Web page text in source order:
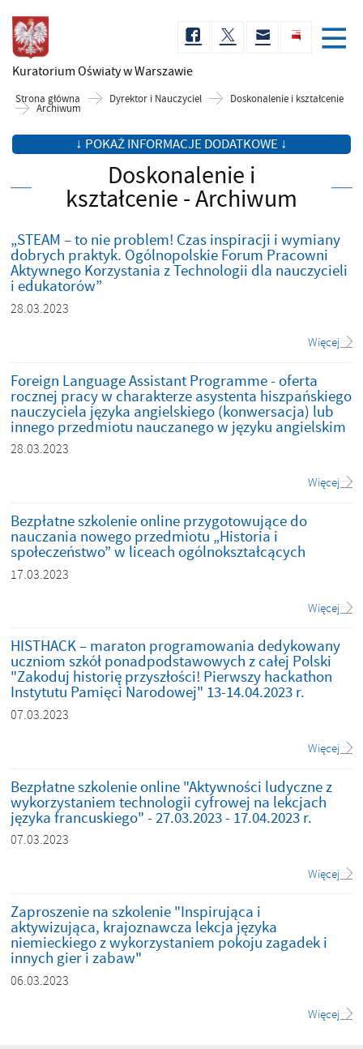
Kuratorium Oświatyw Warszawie
Strona główna Dyrektor i Nauczyciel Doskonalenie i kształcenie
Archiwum
↓ POKAŻ INFORMACJE DODATKOWE ↓
Doskonalenie i
kształcenie - Archiwum
„STEAM – to nie problem! Czas inspiracji i wymiany
dobrych praktyk. Ogólnopolskie Forum Pracowni
Aktywnego Korzystania z Technologii dla nauczycieli
i edukatorów”
28.03.2023
Więcej
Foreign Language Assistant Programme - oferta
rocznej pracy w charakterze asystenta hiszpańskiego
nauczyciela języka angielskiego (konwersacja) lub
innego przedmiotu nauczanego w języku angielskim
28.03.2023
Więcej
Bezpłatne szkolenie online przygotowujące do
nauczania nowego przedmiotu „Historia i
społeczeństwo” w liceach ogólnokształcących
17.03.2023
Więcej
HISTHACK – maraton programowania dedykowany
uczniom szkół ponadpodstawowych z całej Polski
"Zakoduj historię przyszłości! Pierwszy hackathon
Instytutu Pamięci Narodowej" 13-14.04.2023 r.
07.03.2023
Więcej
Bezpłatne szkolenie online "Aktywności ludyczne z
wykorzystaniem technologii cyfrowej na lekcjach
języka francuskiego" - 27.03.2023 - 17.04.2023 r.
07.03.2023
Więcej
Zaproszenie na szkolenie "Inspirująca i
aktywizująca, krajoznawcza lekcja języka
niemieckiego z wykorzystaniem pokoju zagadek i
innych gier i zabaw"
06.03.2023
Więcej